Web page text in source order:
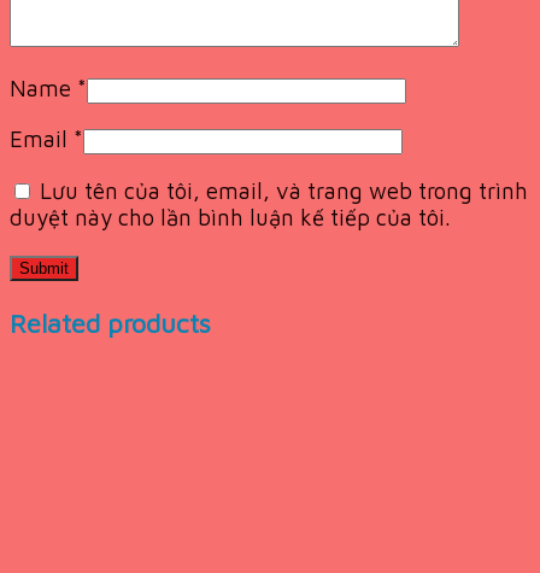
Name *
Email *
Lưu tên của tôi, email, và trang web trong trình
duyệt này cho lần bình luận kế tiếp của tôi.
Related products